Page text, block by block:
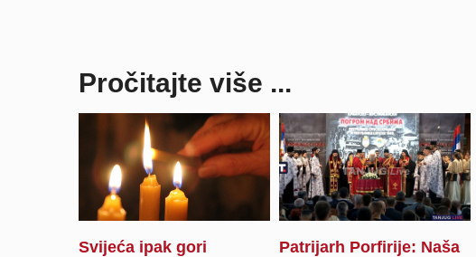
Pročitajte više ...
Svijeća ipak gori
Patrijarh Porfirije: Naša